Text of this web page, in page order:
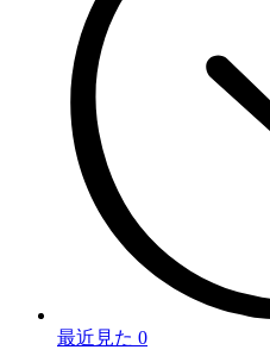
最近見た 0